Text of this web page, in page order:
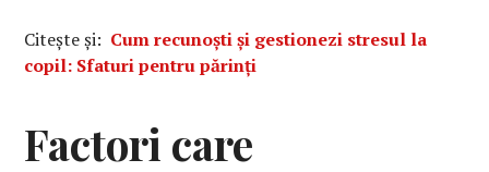
Citește și: Cum recunoști și gestionezi stresul la
copil: Sfaturi pentru părinți
Factori care